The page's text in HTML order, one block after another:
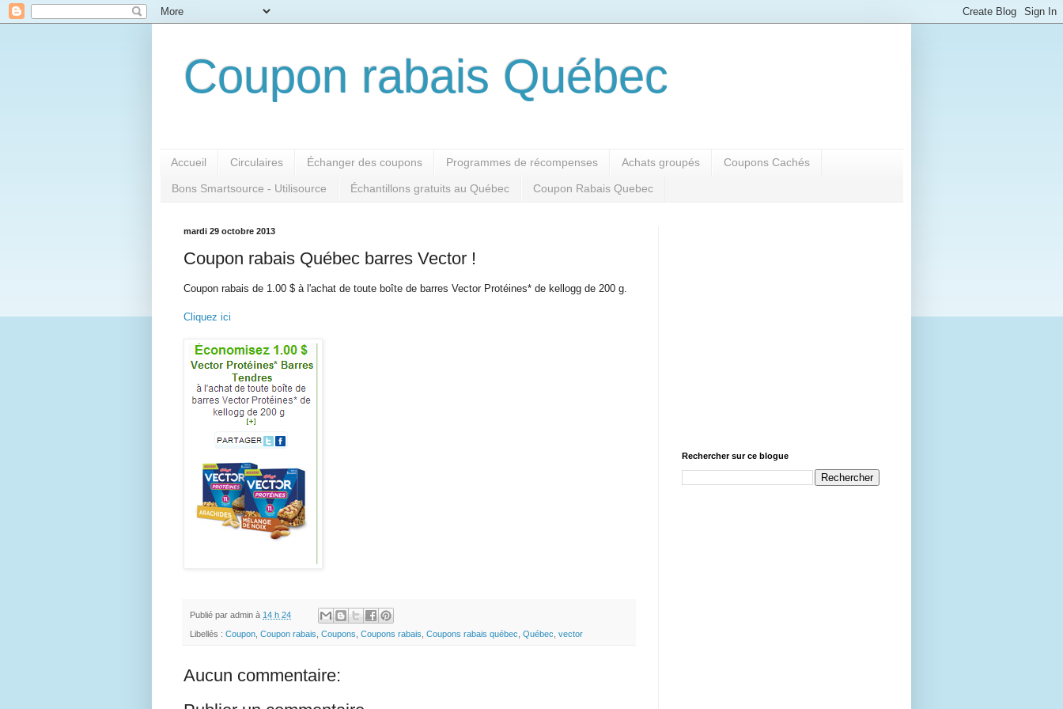
Coupon rabais Québec
Accueil Circulaires Échanger des coupons Programmes de récompenses Achats groupés Coupons Cachés
Bons Smartsource - Utilisource Échantillons gratuits au Québec Coupon Rabais Quebec
mardi 29 octobre 2013
Coupon rabais Québec barres Vector !
Coupon rabais de 1.00 $ à l'achat de toute boîte de barres Vector Protéines* de kellogg de 200 g.
Cliquez ici
Publié par admin à 14 h 24
Libellés : Coupon Coupon rabais Coupons Coupons rabais Coupons rabais québec Québec vector
Aucun commentaire:
Rechercher sur ce blogue